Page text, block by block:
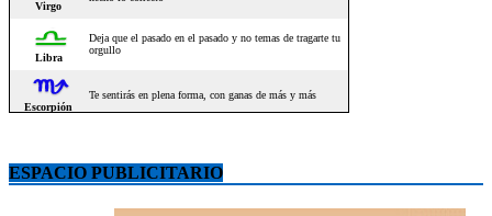
ESPACIO PUBLICITARIO